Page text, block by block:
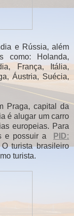
e Rússia, além
como: Holanda,
França, Itália,
Áustria, Suécia,
Praga, capital da
é alugar um carro
europeias. Para
e possuir a
PID:
turista brasileiro
turista.